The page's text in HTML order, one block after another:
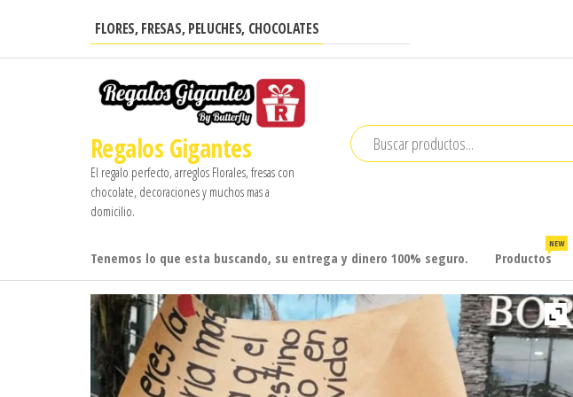
contenido
FLORES, FRESAS, PELUCHES, CHOCOLATES
Regalos Gigantes
El regalo perfecto, arreglos Florales, fresas con
chocolate, decoraciones y muchos mas a
domicilio.
Tenemos lo que esta buscando, su entrega y dinero 100% seguro. Productos
NEW